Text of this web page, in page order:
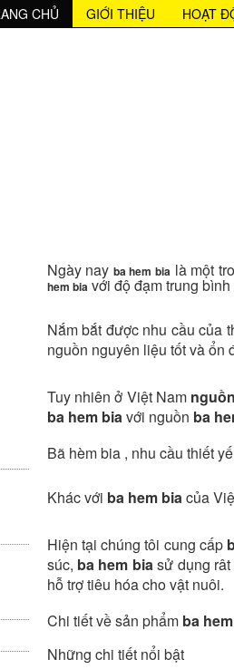
CHỦ GIỚI THIỆU HOẠT
Ngày nay ba hem bia là một
hem biavới độ đạm trung bình
Nắm bắt được nhu cầu của
nguồn nguyên liệu tốt và ổn
Tuy nhiên ở Việt Nam
ba hem biavới nguồn ba
Bã hèm bia , nhu cầu thiết
Khác với ba hem biacủa
Hiện tại chúng tôi cung cấp
súc, ba hem biasử dụng rât
hỗ trợ tiêu hóa cho vật nuôi.
Chi tiết về sản phẩm ba
Những chi tiết nổi bật